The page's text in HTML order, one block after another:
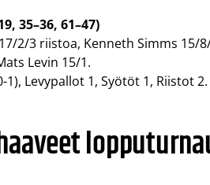
35–36, 61–47)
2/3 riistoa, Kenneth Simms 15/
Levin 15/1.
Levypallot 1, Syötöt 1, Riistot 2.